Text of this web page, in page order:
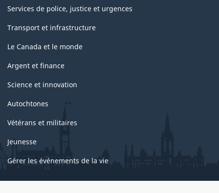
Services de police, justice et urgences
Transport et infrastructure
Le Canada et le monde
Argent et finance
Science et innovation
Autochtones
Vétérans et militaires
Jeunesse
Gérer les événements de la vie